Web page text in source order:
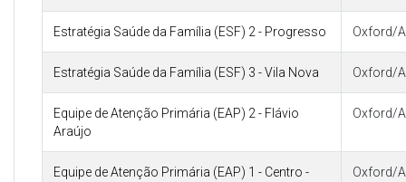
Estratégia Saúde da Família (ESF) 2 - Progresso Oxford/
Estratégia Saúde da Família (ESF) 3 - Vila Nova Oxford/
Equipe de Atenção Primária (EAP) 2 - Flávio
Araújo
Oxford/
Equipe de Atenção Primária (EAP) 1 - Centro -
Oxford/